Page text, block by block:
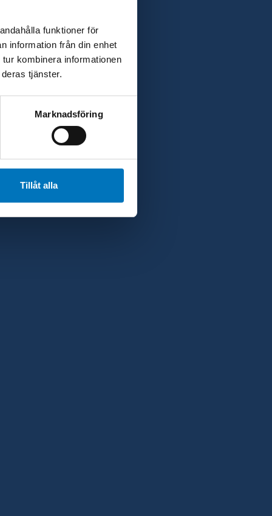
funktioner för
information från din enhet
kombinera informationen
tjänster.
Marknadsföring
Tillåt alla